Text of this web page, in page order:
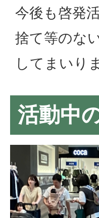
今後も啓発
捨て等のな
してまいり
活動中